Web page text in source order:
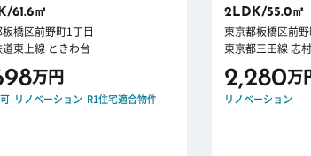
61.6㎡
板橋区前野町1丁目
道東上線 ときわ台
万円
リノベーション R1住宅適合物件
2LDK/55.0㎡
東京都板橋区前野
東京都三田線 志
2,280万
リノベーション